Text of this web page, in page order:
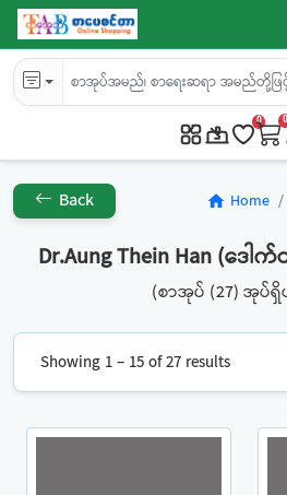
0 0
Back home Home
Dr.Aung Thein Han (ဒေ
(စာအုပ် (27) အုပ်
Showing 1 – 15 of 27 results